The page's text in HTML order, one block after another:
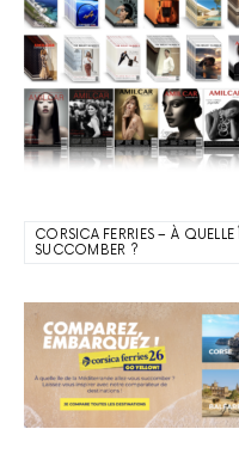
CORSICA FERRIES – À
SUCCOMBER ?